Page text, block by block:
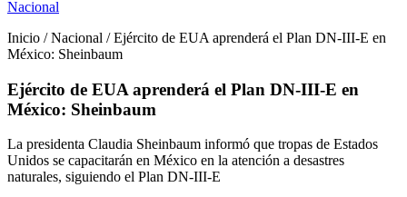
Nacional
Inicio / Nacional / Ejército de EUA aprenderá el Plan DN-III-E en
México: Sheinbaum
Ejército de EUA aprenderá el Plan DN-III-E en
México: Sheinbaum
La presidenta Claudia Sheinbaum informó que tropas de Estados
Unidos se capacitarán en México en la atención a desastres
naturales, siguiendo el Plan DN-III-E